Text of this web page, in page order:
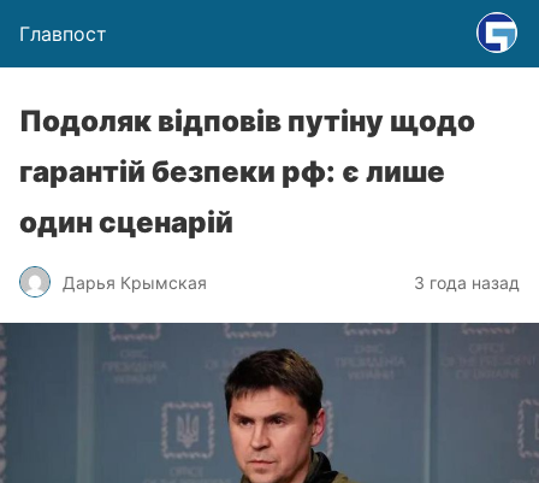
Главпост
Подоляк відповів путіну щодо
гарантій безпеки рф: є лише
один сценарій
Дарья Крымская 3 года назад